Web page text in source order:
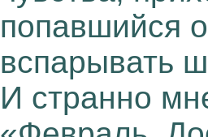
попавшийся
вспарывать
И странно